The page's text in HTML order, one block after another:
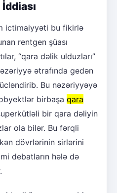
ictimaiyyəti bu fikirlə
rentgen şüası
“qara dəlik ulduzları”
ətrafında gedən
Bu nəzəriyyəyə
birbaşa qara
bir qara dəliyin
ola bilər. Bu fərqli
dövrlərinin sirlərini
debatların hələ də